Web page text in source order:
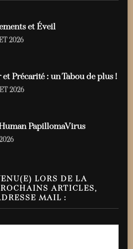
et Éveil
2026
et Précarité : un Tabou de plus !
2026
PapillomaVirus
LORS DE LA
ARTICLES,
MAIL :